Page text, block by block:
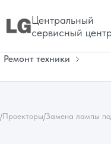
Центральный
сервисный
Ремонт техники
/Проекторы/Замена лампы